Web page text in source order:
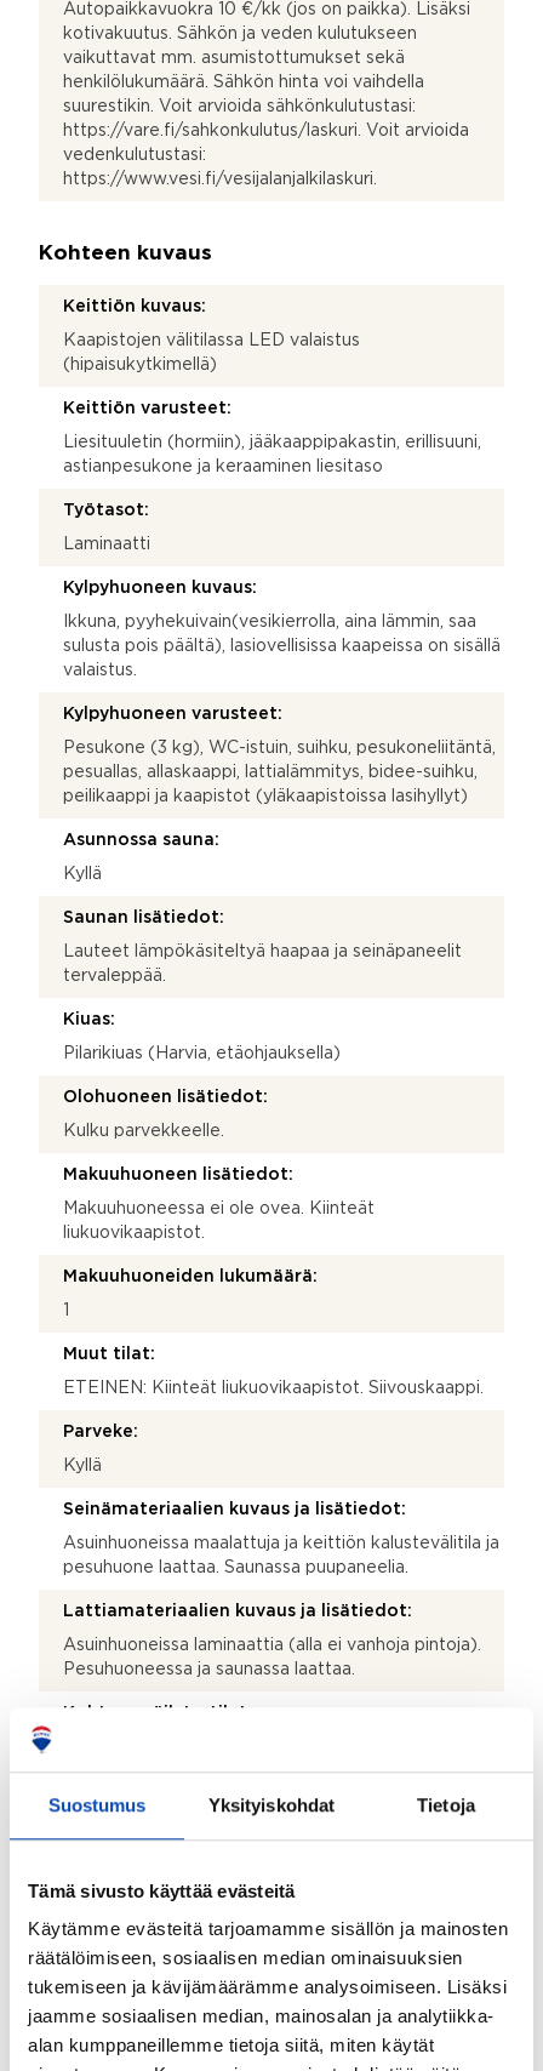
Suostumus Yksityiskohdat Tietoja
Tämä sivusto käyttää evästeitä
Käytämme evästeitä tarjoamamme sisällön ja mainosten
räätälöimiseen, sosiaalisen median ominaisuuksien
tukemiseen ja kävijämäärämme analysoimiseen. Lisäksi
jaamme sosiaalisen median, mainosalan ja analytiikka-
alan kumppaneillemme tietoja siitä, miten käytät
Autopaikkavuokra 10 €/kk (jos on paikka). Lisäksi
kotivakuutus. Sähkön ja veden kulutukseen
vaikuttavat mm. asumistottumukset sekä
henkilölukumäärä. Sähkön hinta voi vaihdella
suurestikin. Voit arvioida sähkönkulutustasi:
https://vare.fi/sahkonkulutus/laskuri. Voit arvioida
vedenkulutustasi:
https://www.vesi.fi/vesijalanjalkilaskuri.
Kohteen kuvaus
Keittiön kuvaus:
Kaapistojen välitilassa LED valaistus
(hipaisukytkimellä)
Keittiön varusteet:
Liesituuletin (hormiin), jääkaappipakastin, erillisuuni,
astianpesukone ja keraaminen liesitaso
Työtasot:
Laminaatti
Kylpyhuoneen kuvaus:
Ikkuna, pyyhekuivain(vesikierrolla, aina lämmin, saa
sulusta pois päältä), lasiovellisissa kaapeissa on sisällä
valaistus.
Kylpyhuoneen varusteet:
Pesukone (3 kg), WC-istuin, suihku, pesukoneliitäntä,
pesuallas, allaskaappi, lattialämmitys, bidee-suihku,
peilikaappi ja kaapistot (yläkaapistoissa lasihyllyt)
Asunnossa sauna:
Kyllä
Saunan lisätiedot:
Lauteet lämpökäsiteltyä haapaa ja seinäpaneelit
tervaleppää.
Kiuas:
Pilarikiuas (Harvia, etäohjauksella)
Olohuoneen lisätiedot:
Kulku parvekkeelle.
Makuuhuoneen lisätiedot:
Makuuhuoneessa ei ole ovea. Kiinteät
liukuovikaapistot.
Makuuhuoneiden lukumäärä:
Muut tilat:
ETEINEN: Kiinteät liukuovikaapistot. Siivouskaappi.
Parveke:
Kyllä
Seinämateriaalien kuvaus ja lisätiedot:
Asuinhuoneissa maalattuja ja keittiön kalustevälitila ja
pesuhuone laattaa. Saunassa puupaneelia.
Lattiamateriaalien kuvaus ja lisätiedot:
Asuinhuoneissa laminaattia (alla ei vanhoja pintoja).
Pesuhuoneessa ja saunassa laattaa.
Kohteen säilytystilat:
Ei
Kyllä
Myyjän aikana huoneistoon tehdyt toimenpiteet:
2025: Maalattu asuinhuoneiden seinäpinnat (ei reikiä),